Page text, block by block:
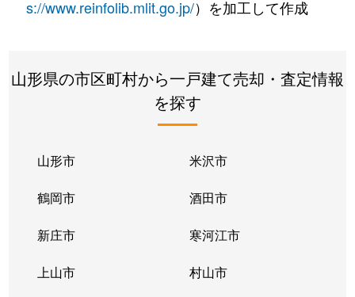
s://www.reinfolib.mlit.go.jp/）を加工して作成
山形県の市区町村から一戸建て売却・査定情報
を探す
山形市 米沢市
鶴岡市 酒田市
新庄市 寒河江市
上山市 村山市